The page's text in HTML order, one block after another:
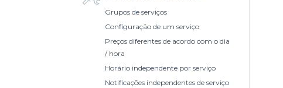
Grupos de serviços
Configuração de um serviço
Preços diferentes de acordo com o dia
/ hora
Horário independente por serviço
Notificações independentes de serviço